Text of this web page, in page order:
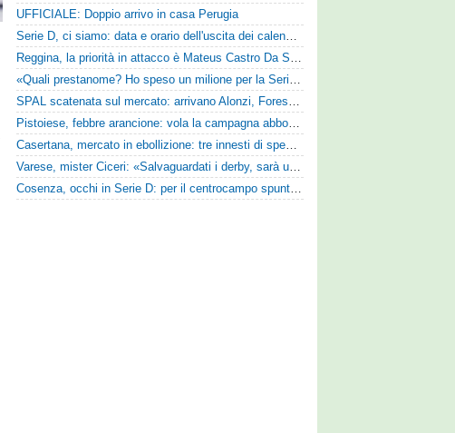
UFFICIALE: Doppio arrivo in casa Perugia
Serie D, ci siamo: data e orario dell'uscita dei calendari ufficiali
Reggina, la priorità in attacco è Mateus Castro Da Silva: ore decisive per la fumata bianca
«Quali prestanome? Ho speso un milione per la Serie D»: Bandecchi rompe il silenzio sul futuro della Ternana
SPAL scatenata sul mercato: arrivano Alonzi, Foresta, Munaretto e Tobia
Pistoiese, febbre arancione: vola la campagna abbonamenti, superata quota 750 tessere
Casertana, mercato in ebollizione: tre innesti di spessore per lo scacchiere di Vinicio Espinal
Varese, mister Ciceri: «Salvaguardati i derby, sarà un campionato avvincente»
Cosenza, occhi in Serie D: per il centrocampo spunta anche Gerardo Di Gilio